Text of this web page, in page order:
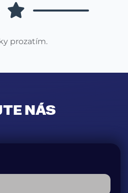
prozatím.
NÁS